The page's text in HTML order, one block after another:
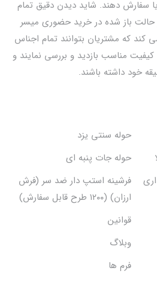
سفارش دهند. شاید دیدن دقیق تمام
باز شده در خرید حضوری میسر
که مشتریان بتوانند تمام اجناس
مناسب بازدید و بررسی نمایند و
خود داشته باشند.
حوله سنتی یزد
حوله جات پنبه ای
فرشینه استپ دار ضد سر (فرش
ارزان) (۱۲۰۰ طرح قابل سفارش)
قوانین
وبلاگ
فرم ها